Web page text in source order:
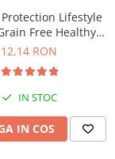
Lifestyle
Free Healthy
All Breed Dogs cu
12,14 RON
IN STOC
IN COS